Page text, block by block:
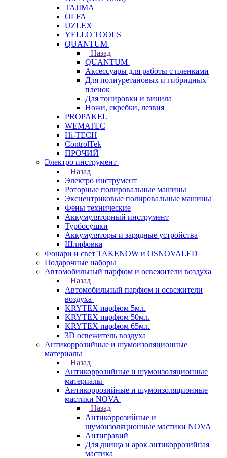
TAJIMA
OLFA
UZLEX
YELLO TOOLS
QUANTUM
Назад
QUANTUM
Аксессуары для работы с пленками
Для полиуретановых и гибридных
пленок
Для тонировки и винила
Ножи, скребки, лезвия
PROPAKEL
WEMATEC
Hi-TECH
ControlTek
ПРОЧИЙ
Электро инструмент
Назад
Электро инструмент
Роторные полировальные машины
Эксцентриковые полировальные машины
Фены технические
Аккумуляторный инструмент
Турбосушки
Аккумуляторы и зарядные устройства
Шлифовка
Фонари и свет TAKENOW и OSNOVALED
Подарочные наборы
Автомобильный парфюм и освежители воздуха
Назад
Автомобильный парфюм и освежители
воздуха
KRYTEX парфюм 5мл.
KRYTEX парфюм 50мл.
KRYTEX парфюм 65мл.
3D освежитель воздуха
Антикоррозийные и шумоизоляционные
материалы
Назад
Антикоррозийные и шумоизоляционные
материалы
Антикоррозийные и шумоизоляционные
мастики NOVA
Назад
Антикоррозийные и
шумоизоляционные мастики NOVA
Антигравий
Для днища и арок антикоррозийная
мастика